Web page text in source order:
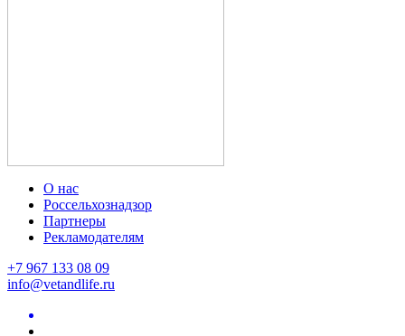
О нас
Россельхознадзор
Партнеры
Рекламодателям
+7 967 133 08 09
info@vetandlife.ru